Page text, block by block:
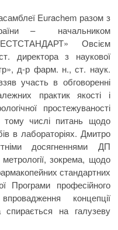
Eurachem разом з
– начальником
Овсієм
директора з наукової
д-р фарм. н., ст. наук.
участь в обговоренні
практик якості і
простежуваності
тому числі питань щодо
в лабораторіях. Дмитро
досягненнями ДП
зокрема, щодо
стандартних
Програми професійного
концепції
спирається на галузеву